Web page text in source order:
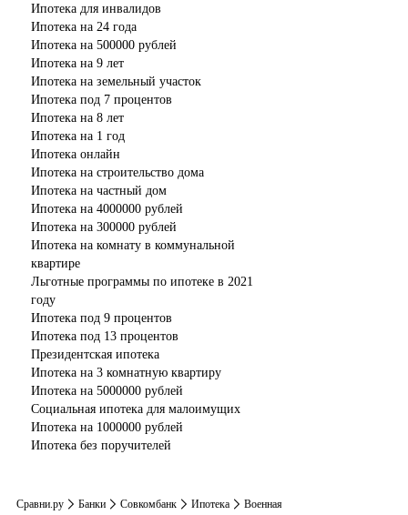
Ипотека для инвалидов
Ипотека на 24 года
Ипотека на 500000 рублей
Ипотека на 9 лет
Ипотека на земельный участок
Ипотека под 7 процентов
Ипотека на 8 лет
Ипотека на 1 год
Ипотека онлайн
Ипотека на строительство дома
Ипотека на частный дом
Ипотека на 4000000 рублей
Ипотека на 300000 рублей
Ипотека на комнату в коммунальной
квартире
Льготные программы по ипотеке в 2021
году
Ипотека под 9 процентов
Ипотека под 13 процентов
Президентская ипотека
Ипотека на 3 комнатную квартиру
Ипотека на 5000000 рублей
Социальная ипотека для малоимущих
Ипотека на 1000000 рублей
Ипотека без поручителей
Сравни.ру Банки Совкомбанк Ипотека Военная